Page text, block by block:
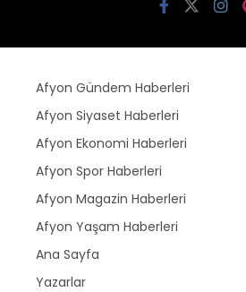
Afyon Gündem Haberleri
Afyon Siyaset Haberleri
Afyon Ekonomi Haberleri
Afyon Spor Haberleri
Afyon Magazin Haberleri
Afyon Yaşam Haberleri
Ana Sayfa
Yazarlar